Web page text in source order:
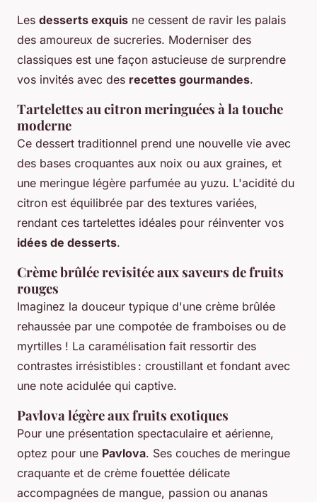
Les desserts exquis ne cessent de ravir les palais
des amoureux de sucreries. Moderniser des
classiques est une façon astucieuse de surprendre
vos invités avec des recettes gourmandes.
Tartelettes au citron meringuées à la touche
moderne
Ce dessert traditionnel prend une nouvelle vie avec
des bases croquantes aux noix ou aux graines, et
une meringue légère parfumée au yuzu. L'acidité du
citron est équilibrée par des textures variées,
rendant ces tartelettes idéales pour réinventer vos
idées de desserts.
Crème brûlée revisitée aux saveurs de fruits
rouges
Imaginez la douceur typique d'une crème brûlée
rehaussée par une compotée de framboises ou de
myrtilles ! La caramélisation fait ressortir des
contrastes irrésistibles : croustillant et fondant avec
une note acidulée qui captive.
Pavlova légère aux fruits exotiques
Pour une présentation spectaculaire et aérienne,
optez pour une Pavlova. Ses couches de meringue
craquante et de crème fouettée délicate
accompagnées de mangue, passion ou ananas